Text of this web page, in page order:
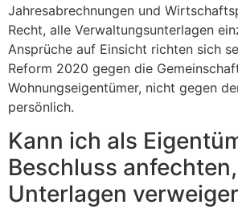
Jahresabrechnungen und
Recht, alle Verwaltungsunterlagen
Ansprüche auf Einsicht richten sich
Reform 2020 gegen die
Wohnungseigentümer, nicht gegen
persönlich.
Kann ich als
Beschluss
Unterlagen